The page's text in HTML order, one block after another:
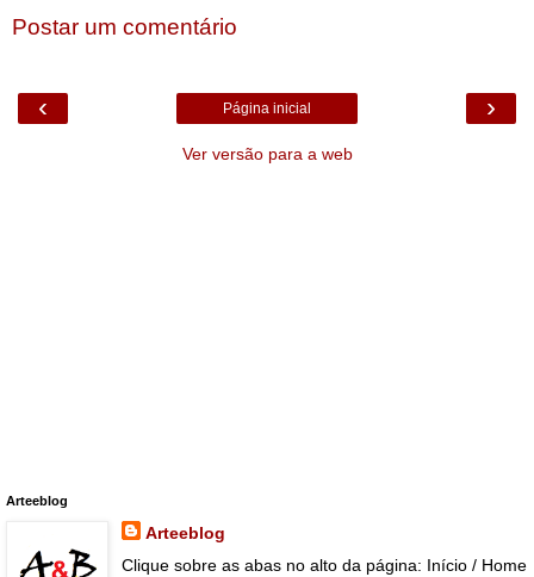
Postar um comentário
‹ ›
Página inicial
Ver versão para a web
Arteeblog
Arteeblog
Clique sobre as abas no alto da página: Início / Home